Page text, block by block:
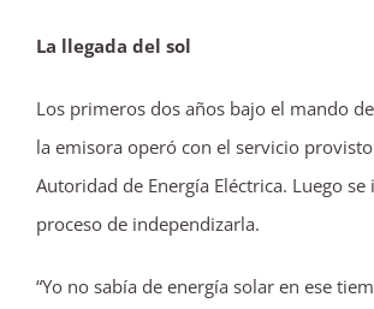
La llegada del sol
Los primeros dos años bajo el mando
la emisora operó con el servicio
Autoridad de Energía Eléctrica. Luego se
proceso de independizarla.
“Yo no sabía de energía solar en ese